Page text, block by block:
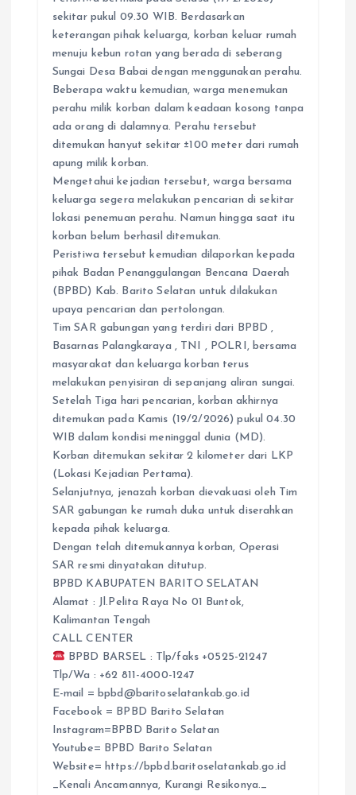
sekitar pukul 09.30 WIB. Berdasarkan
keterangan pihak keluarga, korban keluar rumah
menuju kebun rotan yang berada di seberang
Sungai Desa Babai dengan menggunakan perahu.
Beberapa waktu kemudian, warga menemukan
perahu milik korban dalam keadaan kosong tanpa
ada orang di dalamnya. Perahu tersebut
ditemukan hanyut sekitar ±100 meter dari rumah
apung milik korban.
Mengetahui kejadian tersebut, warga bersama
keluarga segera melakukan pencarian di sekitar
lokasi penemuan perahu. Namun hingga saat itu
korban belum berhasil ditemukan.
Peristiwa tersebut kemudian dilaporkan kepada
pihak Badan Penanggulangan Bencana Daerah
(BPBD) Kab. Barito Selatan untuk dilakukan
upaya pencarian dan pertolongan.
Tim SAR gabungan yang terdiri dari BPBD ,
Basarnas Palangkaraya , TNI , POLRI, bersama
masyarakat dan keluarga korban terus
melakukan penyisiran di sepanjang aliran sungai.
Setelah Tiga hari pencarian, korban akhirnya
ditemukan pada Kamis (19/2/2026) pukul 04.30
WIB dalam kondisi meninggal dunia (MD).
Korban ditemukan sekitar 2 kilometer dari LKP
(Lokasi Kejadian Pertama).
Selanjutnya, jenazah korban dievakuasi oleh Tim
SAR gabungan ke rumah duka untuk diserahkan
kepada pihak keluarga.
Dengan telah ditemukannya korban, Operasi
SAR resmi dinyatakan ditutup.
BPBD KABUPATEN BARITO SELATAN
Alamat : Jl.Pelita Raya No 01 Buntok,
Kalimantan Tengah
CALL CENTER
BPBD BARSEL : Tlp/faks +0525-21247
Tlp/Wa : +62 811-4000-1247
E-mail = bpbd@baritoselatankab.go.id
Facebook = BPBD Barito Selatan
Instagram=BPBD Barito Selatan
Youtube= BPBD Barito Selatan
Website= https://bpbd.baritoselatankab.go.id
_Kenali Ancamannya, Kurangi Resikonya._